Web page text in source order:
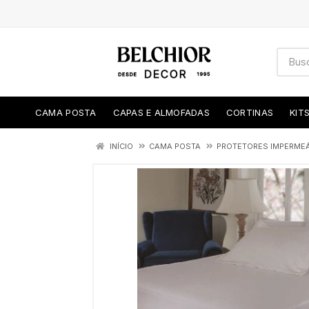
CAMA POSTA CAPAS E ALMOFADAS CORTINAS
INÍCIO CAMA POSTA PROTETORES